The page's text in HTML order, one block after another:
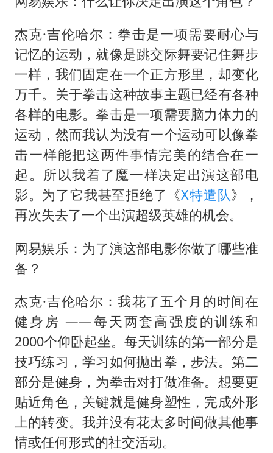
杰克·吉伦哈尔：拳击是一项需要耐心与
记忆的运动，就像是跳交际舞要记住舞步
一样，我们固定在一个正方形里，却变化
万千。关于拳击这种故事主题已经有各种
各样的电影。拳击是一项需要脑力体力的
运动，然而我认为没有一个运动可以像拳
击一样能把这两件事情完美的结合在一
起。所以我着了魔一样决定出演这部电
影。为了它我甚至拒绝了《X特遣队》，
再次失去了一个出演超级英雄的机会。
网易娱乐：为了演这部电影你做了哪些准
备？
杰克·吉伦哈尔：我花了五个月的时间在
健身房 ——每天两套高强度的训练和
2000个仰卧起坐。每天训练的第一部分是
技巧练习，学习如何抛出拳，步法。第二
部分是健身，为拳击对打做准备。想要更
贴近角色，关键就是健身塑性，完成外形
上的转变。我并没有花太多时间做其他事
情或任何形式的社交活动。